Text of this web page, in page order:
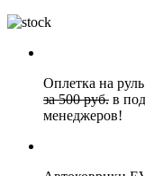
Оплетка на руль
за 500 руб. в
менеджеров!